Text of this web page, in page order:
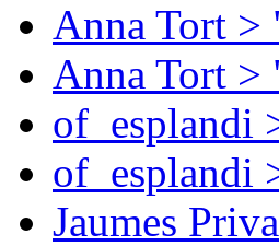
Anna Tort >
Anna Tort >
of_esplandi
of_esplandi
Jaumes